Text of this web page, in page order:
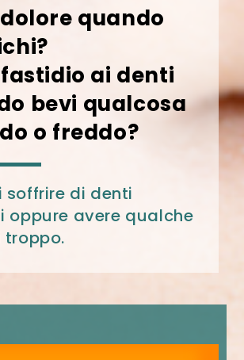
quando
ai denti
bevi qualcosa
o freddo?
soffrire di denti
oppure avere qualche
troppo.